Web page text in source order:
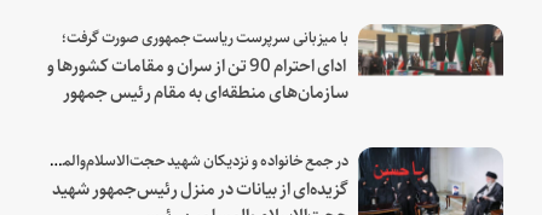
با میزبانی سرپرست ریاست جمهوری صورت گرفت؛
ادای احترام 90 تن از سران و مقامات کشورها و
سازمان‌های منطقه‌ای به مقام رئیس جمهور
در جمع خانواده و نزدیکان شهید حجت‌الاسلام‌والمسلمین رئیسی:
گزیده‌ای از بیانات در منزل رئیس‌جمهور شهید